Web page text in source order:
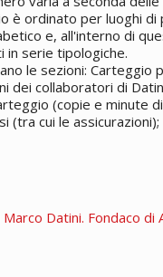
è ordinato per luoghi di
e, all'interno di
in serie tipologiche.
le sezioni:
dei collaboratori di
(copie e minute
(tra cui le
Datini. Fondaco